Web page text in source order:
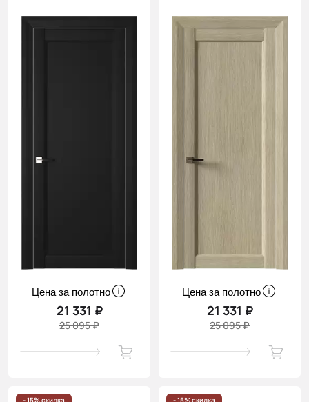
Цена за полотно
21 331 ₽
25 095 ₽
Цена за полотно
21 331 ₽
25 095 ₽
- 15% скидка - 15% скидка